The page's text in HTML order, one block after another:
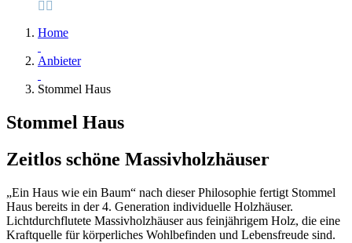
Home
Anbieter
Stommel Haus
Stommel Haus
Zeitlos schöne Massivholzhäuser
„Ein Haus wie ein Baum“ nach dieser Philosophie fertigt Stommel
Haus bereits in der 4. Generation individuelle Holzhäuser.
Lichtdurchflutete Massivholzhäuser aus feinjährigem Holz, die eine
Kraftquelle für körperliches Wohlbefinden und Lebensfreude sind.